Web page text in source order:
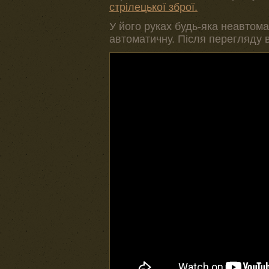
стрілецької зброї.
У його руках будь-яка
автоматичну. Після перегляду